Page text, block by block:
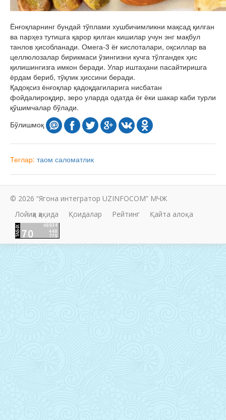
Ёнғоқларнинг бундай тўплами хушбичимликни мақсад қилган
ва парҳез тутишга қарор қилган кишилар учун энг мақбул
танлов ҳисобланади. Омега-3 ёғ кислоталари, оқсиллар ва
целлюлозалар бирикмаси ўзингизни кучга тўлгандек ҳис
қилишингизга имкон беради. Улар иштаҳани пасайтиришга
ёрдам бериб, тўқлик ҳиссини беради.
Қадоқсиз ёнғоқлар қадоқдагиларига нисбатан
фойдалироқдир, зеро уларда одатда ёғ ёки шакар каби турли
қўшимчалар бўлади.
Бўлишмоқ
Теглар: таом саломатлик
© 2026 “Ягона интегратор UZINFOCOM” МЧЖ
Лойиҳа ҳақида
Қоидалар Рейтинг Қайта алоқа